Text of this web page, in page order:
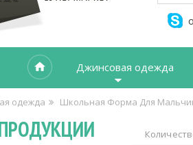
Джинсовая одежда
одежда Школьная Форма Для